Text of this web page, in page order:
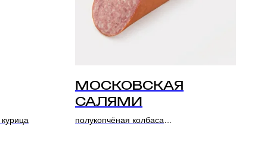
МОСКОВСКАЯ
САЛЯМИ
полукопчёная колбаса